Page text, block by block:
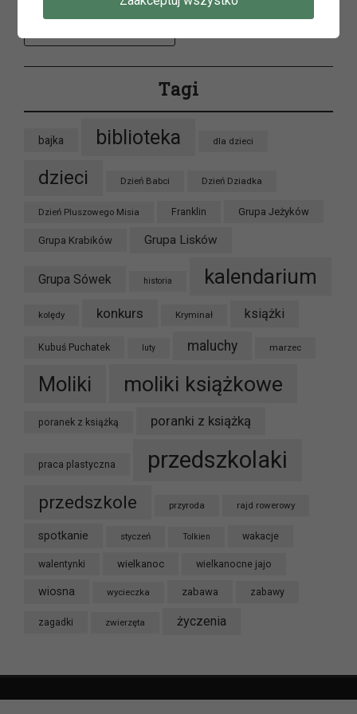
Archiwum
Tagi
bajka biblioteka dla dzieci
dzieci Dzień Babci Dzień Dziadka
Dzień Pluszowego Misia Franklin Grupa Jeżyków
Grupa Krabików Grupa Lisków
Grupa Sówek historia kalendarium
kolędy konkurs Kryminał książki
Kubuś Puchatek luty maluchy marzec
Moliki moliki książkowe
poranek z książką poranki z książką
praca plastyczna przedszkolaki
przedszkole przyroda rajd rowerowy
spotkanie styczeń Tolkien wakacje
walentynki wielkanoc wielkanocne jajo
wiosna wycieczka zabawa zabawy
zagadki zwierzęta życzenia